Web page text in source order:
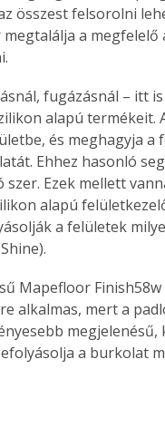
összest felsorolni
a
fugázásnál – itt
alapú termékeit.
és meghagyja a
Ehhez hasonló
Ezek mellett
alapú
a felületek
Mapefloor
alkalmas, mert a
a burkolat